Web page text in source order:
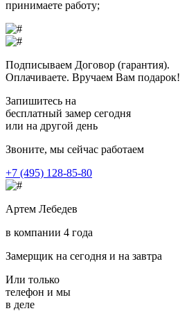
принимаете работу;
Подписываем Договор (гарантия).
Оплачиваете. Вручаем Вам подарок!
Запишитесь на
бесплатный замер сегодня
или на другой день
Звоните, мы сейчас работаем
+7 (495) 128-85-80
Артем Лебедев
в компании 4 года
Замерщик на сегодня и на завтра
Или только
телефон и мы
в деле